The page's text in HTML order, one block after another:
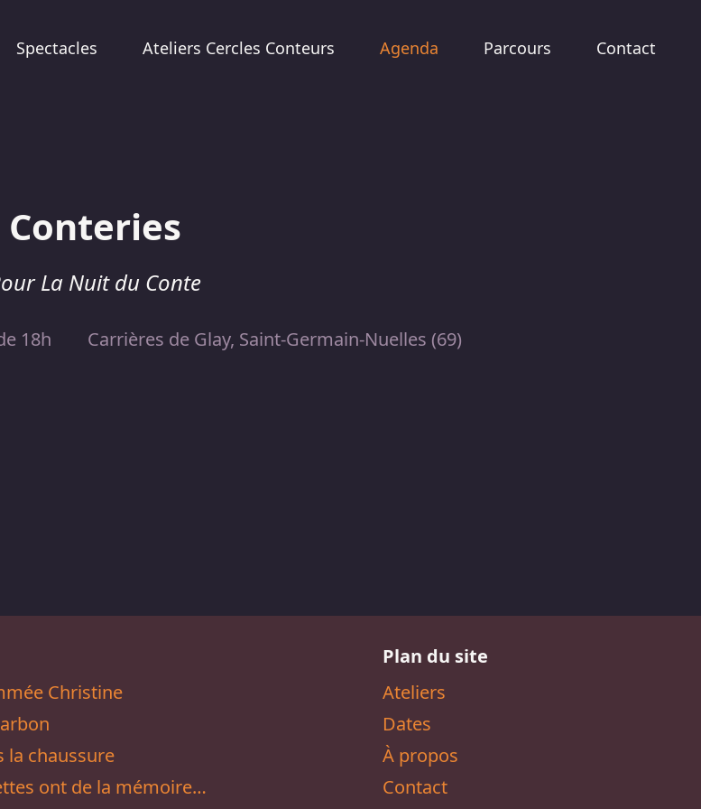
Spectacles Ateliers Cercles Conteurs Agenda Parcours Contact
Conteries
La Nuit du Conte
18h Carrières de Glay, Saint-Germain-Nuelles (69)
Christine
la chaussure
ont de la mémoire…
Plan du site
Ateliers
Dates
À propos
Contact